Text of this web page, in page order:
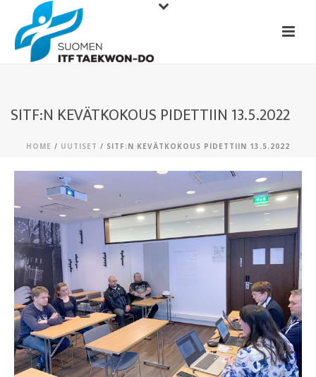
SITF:N KEVÄTKOKOUS PIDETTIIN 13.5.2022
HOME / UUTISET / SITF:N KEVÄTKOKOUS PIDETTIIN 13.5.2022